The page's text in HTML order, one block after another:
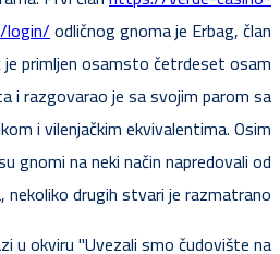
login/odličnog gnoma je Erbag, član
je primljen osamsto četrdeset osam
i razgovarao je sa svojim parom sa
i vilenjačkim ekvivalentima. Osim
gnomi na neki način napredovali od
nekoliko drugih stvari je razmatrano.
u okviru "Uvezali smo čudovište na